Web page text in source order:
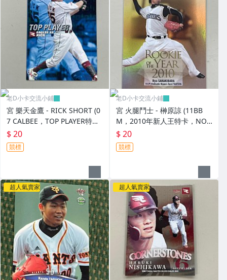
老D小卡交流小鋪
宮 樂天金鷹 - RICK SHORT (0
7 CALBEE，TOP PLAYER特
卡，NO.TP-12)
$ 20
競標
老D小卡交流小鋪
宮 火腿鬥士 - 榊原諒 (11BB
M，2010年新人王特卡，NO.
RY1)
$ 20
競標
超人氣賣家 超人氣賣家